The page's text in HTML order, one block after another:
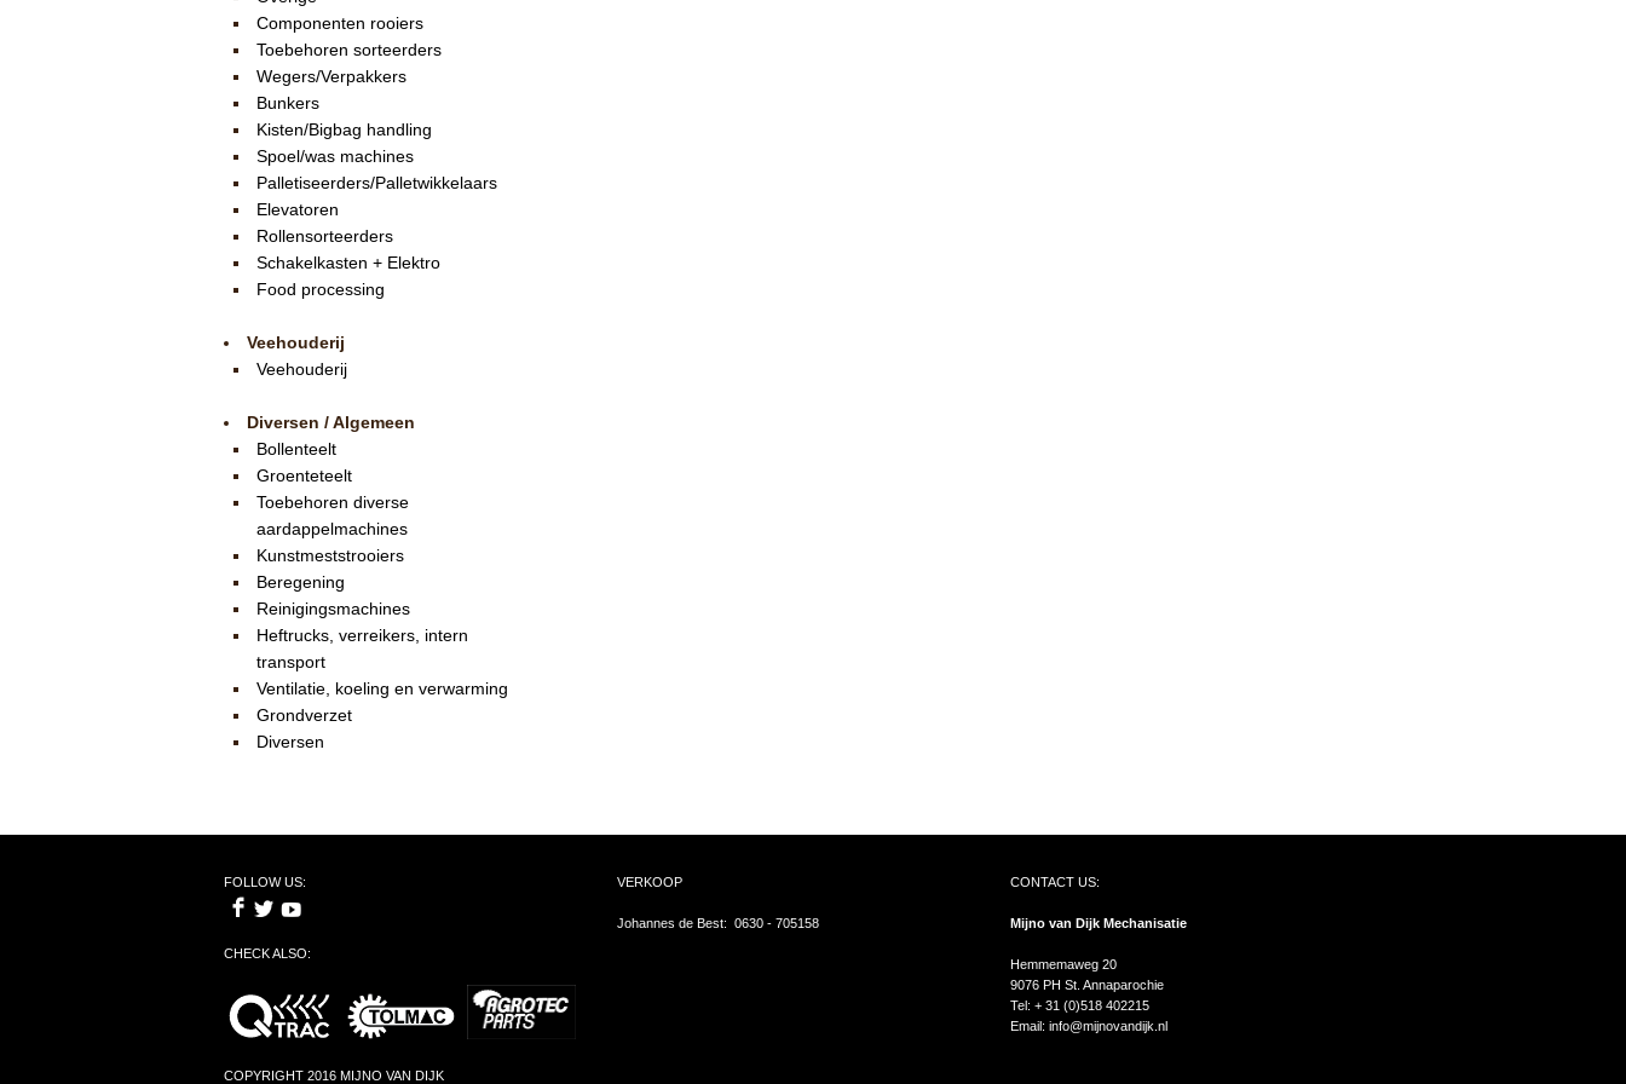
Componenten rooiers
Toebehoren sorteerders
Wegers/Verpakkers
Bunkers
Kisten/Bigbag handling
Spoel/was machines
Palletiseerders/Palletwikkelaars
Elevatoren
Rollensorteerders
Schakelkasten + Elektro
Food processing
Veehouderij
Veehouderij
Diversen / Algemeen
Bollenteelt
Groenteteelt
Toebehoren diverse
aardappelmachines
Kunstmeststrooiers
Beregening
Reinigingsmachines
Heftrucks, verreikers, intern
transport
Ventilatie, koeling en verwarming
Grondverzet
Diversen
FOLLOW US:
CHECK ALSO:
COPYRIGHT 2016 MIJNO VAN DIJK
VERKOOP
Johannes de Best: 0630 - 705158
CONTACT US:
Mijno van Dijk Mechanisatie
Hemmemaweg 20
9076 PH St. Annaparochie
Tel: + 31 (0)518 402215
Email: info@mijnovandijk.nl